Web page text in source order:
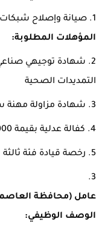
صيانة وإصلاح
المؤهلات المطلوبة:
شهادة توجيهي
التمديدات الصحية
شهادة مزاولة مهنة
كفالة عدلية بقيمة 3000 دينار
رخصة قيادة فئة
عامل (محافظة
الوصف الوظيفي: